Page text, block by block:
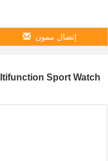
إتصال ممون
Sport Watch